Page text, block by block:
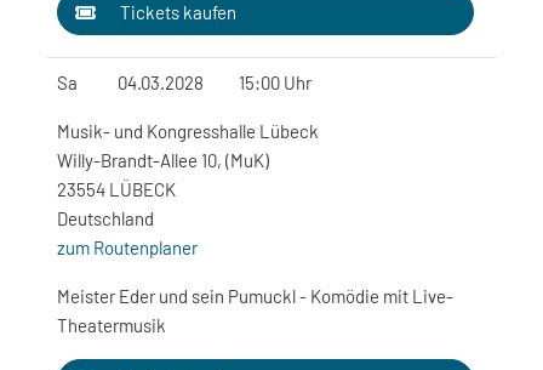
Tickets kaufen
Sa 04.03.2028 15:00 Uhr
Musik- und Kongresshalle Lübeck
Willy-Brandt-Allee 10, (MuK)
23554 LÜBECK
Deutschland
zum Routenplaner
Meister Eder und sein Pumuckl - Komödie mit Live-
Theatermusik